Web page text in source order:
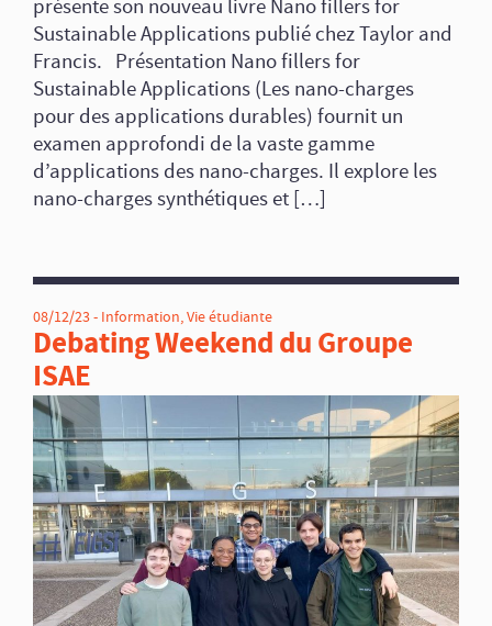
présente son nouveau livre Nano fillers for
Sustainable Applications publié chez Taylor and
Francis. Présentation Nano fillers for
Sustainable Applications (Les nano-charges
pour des applications durables) fournit un
examen approfondi de la vaste gamme
d’applications des nano-charges. Il explore les
nano-charges synthétiques et […]
08/12/23 - Information,Vie étudiante
Debating Weekend du Groupe
ISAE